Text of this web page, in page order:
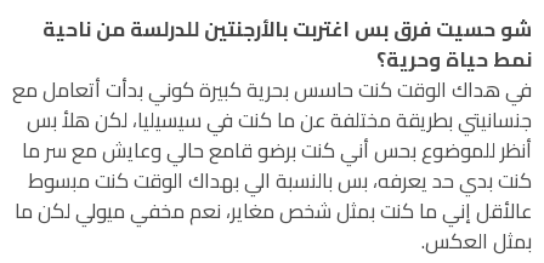
شو حسيت فرق بس اغتربت بالأرجنتين للدرلسة من ناحية
نمط حياة وحرية؟
في هداك الوقت كنت حاسس بحرية كبيرة كوني بدأت أتعامل مع
جنسانيتي بطريقة مختلفة عن ما كنت في سيسيليا، لكن هلأ بس
أنظر للموضوع بحس أني كنت برضو قامع حالي وعايش مع سر ما
كنت بدي حد يعرفه، بس بالنسبة الي بهداك الوقت كنت مبسوط
عالأقل إني ما كنت بمثل شخص مغاير، نعم مخفي ميولي لكن ما
بمثل العكس.